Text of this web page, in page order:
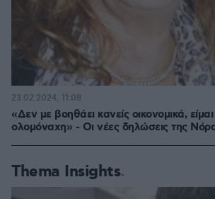
«Δεν με βοηθάει κανείς οικονομικά,
ολομόναχη» - Οι νέες δηλώσεις της
23.02.2024, 11:08
Thema Insights